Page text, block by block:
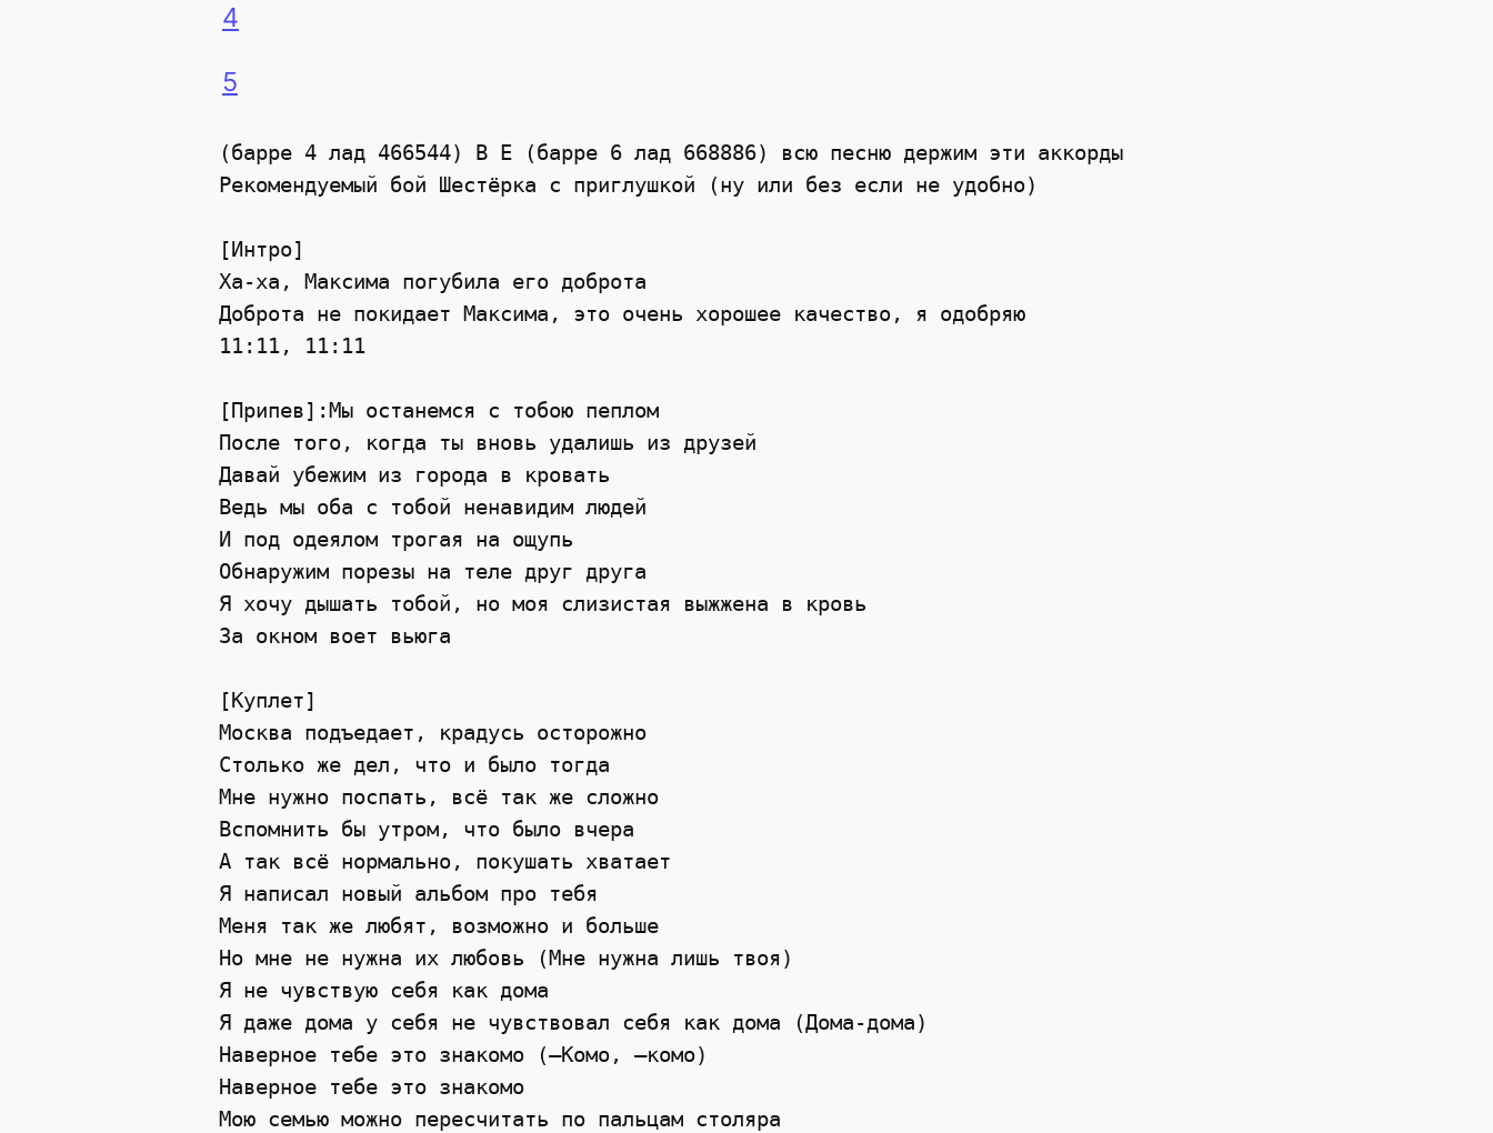
4
5
(барре 4 лад 466544) B E (барре 6 лад 668886) всю песню держим эти аккорды
Рекомендуемый бой Шестёрка с приглушкой (ну или без если не удобно)
[Интро]
Ха-ха, Максима погубила его доброта
Доброта не покидает Максима, это очень хорошее качество, я одобряю
11:11, 11:11
[Припев]:Мы останемся с тобою пеплом
После того, когда ты вновь удалишь из друзей
Давай убежим из города в кровать
Ведь мы оба с тобой ненавидим людей
И под одеялом трогая на ощупь
Обнаружим порезы на теле друг друга
Я хочу дышать тобой, но моя слизистая выжжена в кровь
За окном воет вьюга
[Куплет]
Москва подъедает, крадусь осторожно
Столько же дел, что и было тогда
Мне нужно поспать, всё так же сложно
Вспомнить бы утром, что было вчера
А так всё нормально, покушать хватает
Я написал новый альбом про тебя
Меня так же любят, возможно и больше
Но мне не нужна их любовь (Мне нужна лишь твоя)
Я не чувствую себя как дома
Я даже дома у себя не чувствовал себя как дома (Дома-дома)
Наверное тебе это знакомо (—Комо, —комо)
Наверное тебе это знакомо
Мою семью можно пересчитать по пальцам столяра